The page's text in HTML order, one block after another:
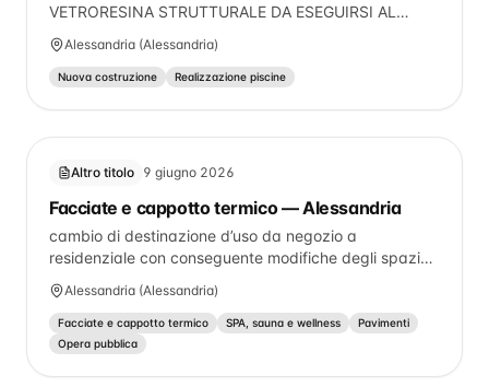
VETRORESINA STRUTTURALE DA ESEGUIRSI AL
FABBRICATO SITO IN ALESSANDRIA, VIA
DELL'OSTERIETTA n. 18-20
Alessandria (Alessandria)
Nuova costruzione Realizzazione piscine
Altro titolo 9 giugno 2026
Facciate e cappotto termico — Alessandria
cambio di destinazione d’uso da negozio a
residenziale con conseguente modifiche degli spazi
interni e revisione degli impianti, dei rivestimenti delle
pareti e dei pavimenti; non saranno realizzate opere
di carattere strutturale, non saranno modificate le
aperture presenti in facciata lato strada ed in
Alessandria (Alessandria)
Facciate e cappotto termico SPA, sauna e wellness
Pavimenti
Opera pubblica